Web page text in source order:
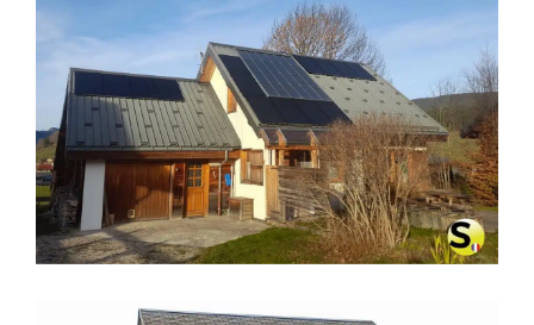
CHAUFFAGE SOLAIRE SOLISART À
VILLARD-DE-LANS (38250)